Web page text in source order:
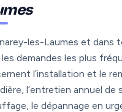
les-Laumes et dans
demandes les plus
l’installation et le
l’entretien annuel de
le dépannage en